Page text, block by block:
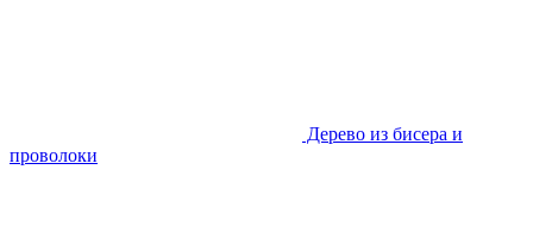
Дерево из бисера и
проволоки